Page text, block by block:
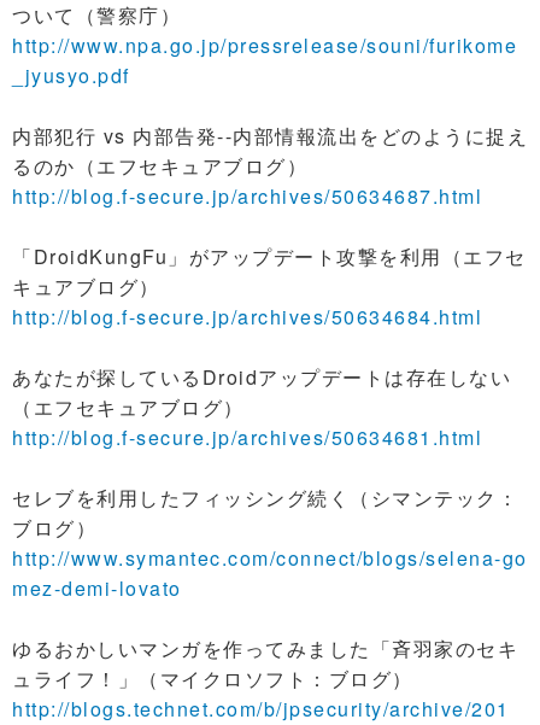
ついて（警察庁）
http://www.npa.go.jp/pressrelease/souni/furikome
_jyusyo.pdf
内部犯行 vs 内部告発--内部情報流出をどのように捉え
るのか（エフセキュアブログ）
http://blog.f-secure.jp/archives/50634687.html
「DroidKungFu」がアップデート攻撃を利用（エフセ
キュアブログ）
http://blog.f-secure.jp/archives/50634684.html
あなたが探しているDroidアップデートは存在しない
（エフセキュアブログ）
http://blog.f-secure.jp/archives/50634681.html
セレブを利用したフィッシング続く（シマンテック：
ブログ）
http://www.symantec.com/connect/blogs/selena-go
mez-demi-lovato
ゆるおかしいマンガを作ってみました「斉羽家のセキ
ュライフ！」（マイクロソフト：ブログ）
http://blogs.technet.com/b/jpsecurity/archive/201